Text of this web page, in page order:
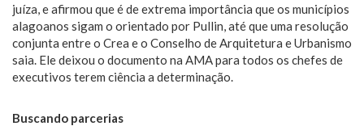
juíza, e afirmou que é de extrema importância que os municípios
alagoanos sigam o orientado por Pullin, até que uma resolução
conjunta entre o Crea e o Conselho de Arquitetura e Urbanismo
saia. Ele deixou o documento na AMA para todos os chefes de
executivos terem ciência a determinação.
Buscando parcerias